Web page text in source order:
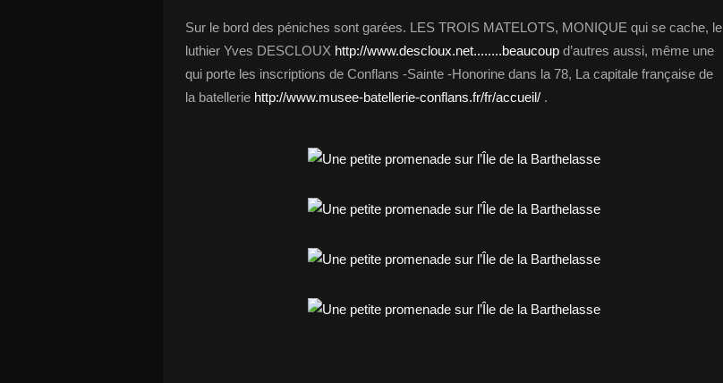
Sur le bord des péniches sont garées. LES TROIS MATELOTS, MONIQUE qui se cache, le
luthier Yves DESCLOUX http://www.descloux.net........beaucoup d’autres aussi, même une
qui porte les inscriptions de Conflans -Sainte -Honorine dans la 78, La capitale française de
la batellerie http://www.musee-batellerie-conflans.fr/fr/accueil/ .